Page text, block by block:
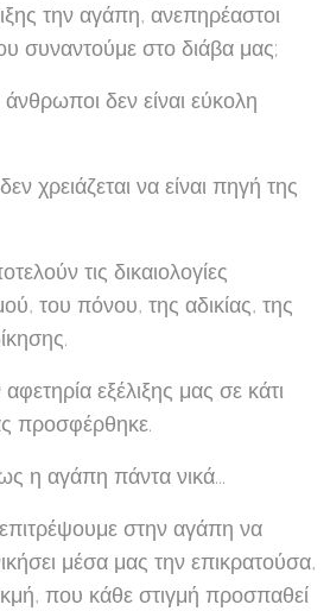
την αγάπη, ανεπηρέαστοι
συναντούμε στο διάβα μας;
δεν είναι εύκολη
χρειάζεται να είναι πηγή της
τις δικαιολογίες
του πόνου, της αδικίας, της
αφετηρία εξέλιξης μας σε κάτι
προσφέρθηκε.
η αγάπη πάντα νικά...
στην αγάπη να
μέσα μας την επικρατούσα,
που κάθε στιγμή προσπαθεί